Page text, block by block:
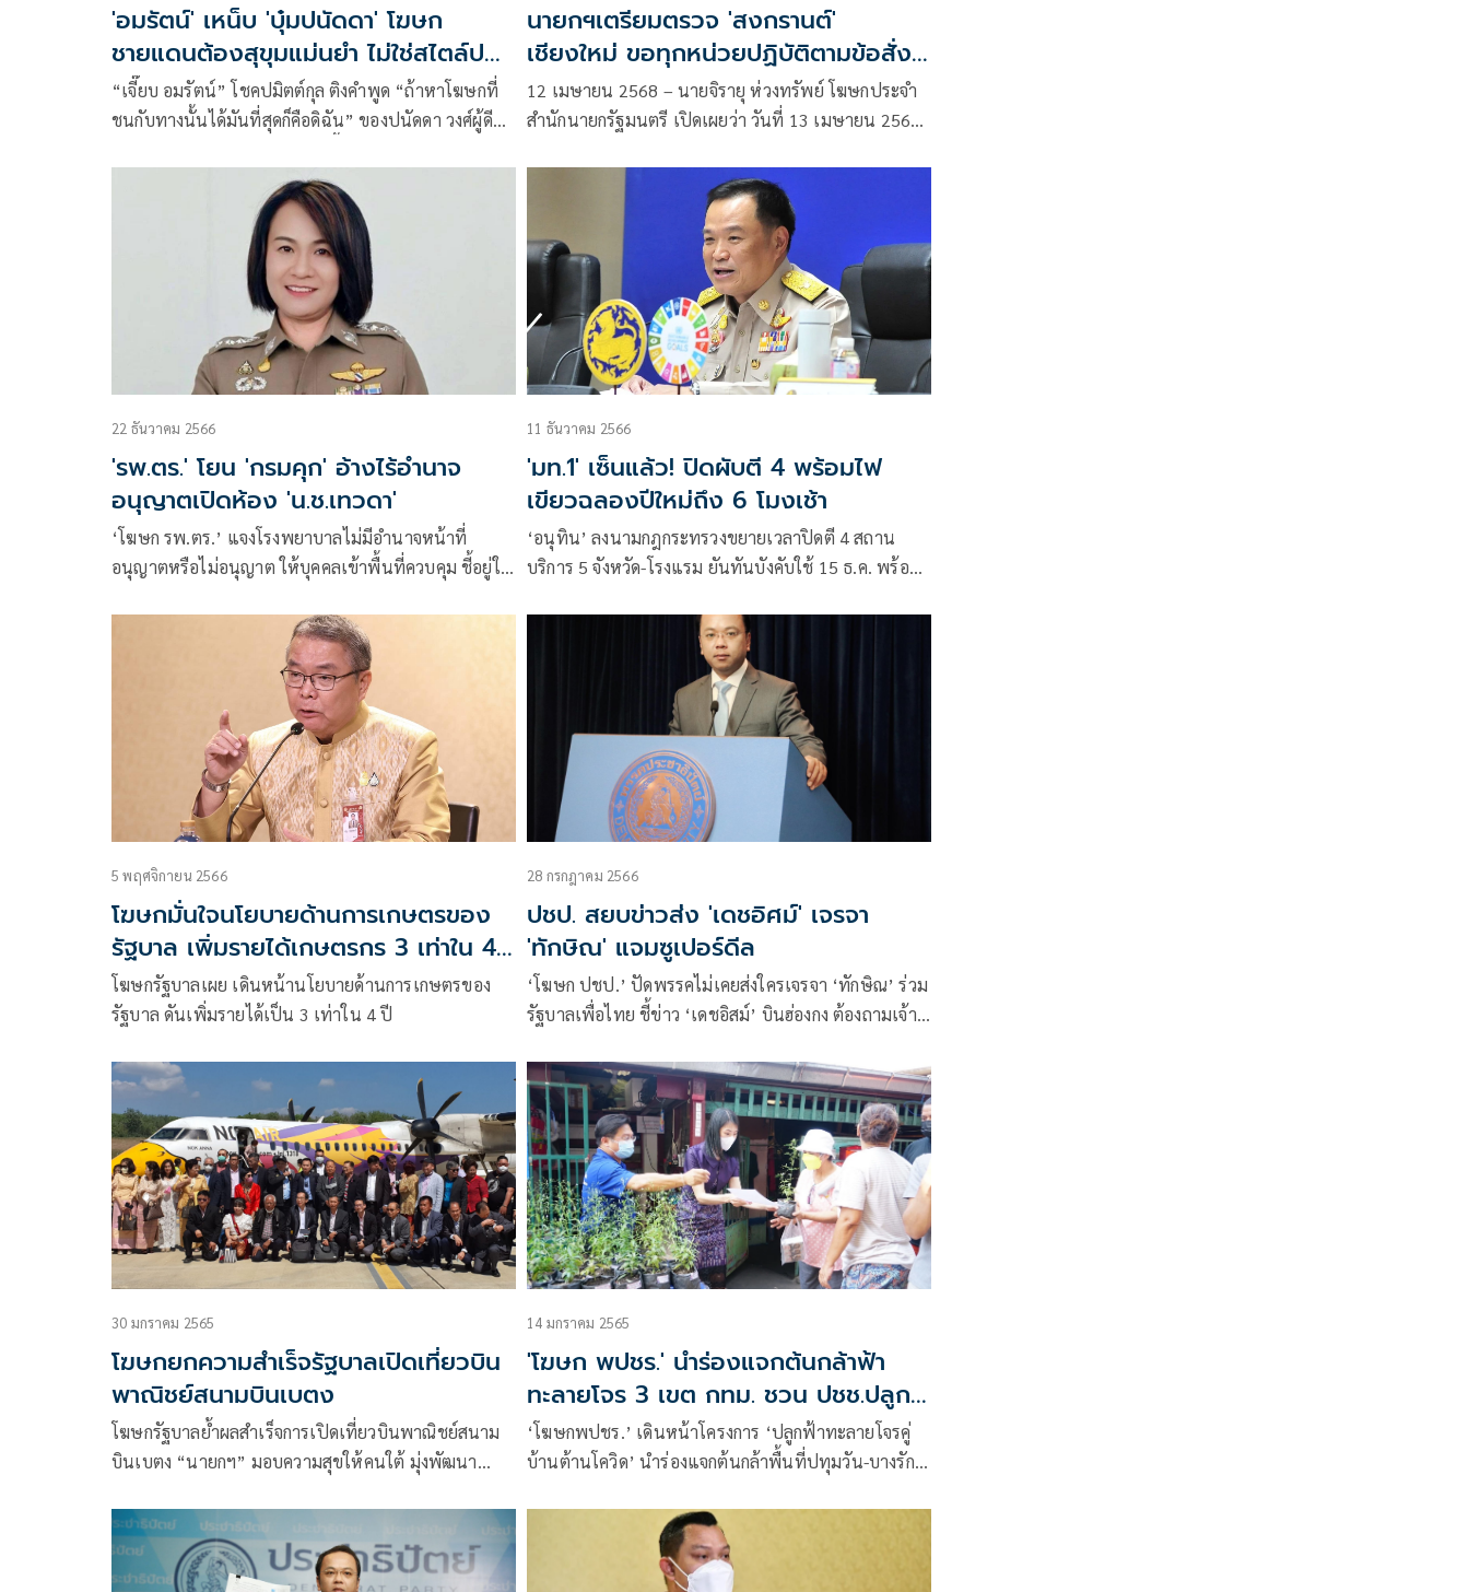
'อมรัตน์' เหน็บ 'บุ๋มปนัดดา' โฆษก
ชายแดนต้องสุขุมแม่นยำ ไม่ใช่สไตล์ปลา
กัด!
“เจี๊ยบ อมรัตน์” โชคปมิตต์กุล ติงคำพูด “ถ้าหาโฆษกที่
ชนกับทางนั้นได้มันที่สุดก็คือดิฉัน” ของปนัดดา วงศ์ผู้ดี
นายกฯเตรียมตรวจ 'สงกรานต์'
เชียงใหม่ ขอทุกหน่วยปฏิบัติตามข้อสั่ง
การ
12 เมษายน 2568 – นายจิรายุ ห่วงทรัพย์ โฆษกประจำ
สำนักนายกรัฐมนตรี เปิดเผยว่า วันที่ 13 เมษายน 2568
เดินทางไปตรวจรราชการที่ จังหวัดเชียงใหม่ เพื่อตรวจ
การดูแลการรักษาความปลอดภัยให้กับนักท่องเที่ยว และ
การอำนวยความสะดวกในการเดินทางในแหล่งท่องเที่ยว
ต่างๆ ของภาคเหนือ อาทิ การอำนวยความสะดวกของกอง
บัญชาการตำรวจภูธรภาค 5 และฝ่ายปกครอง รวมทั้ง
หน่วยงานที่เกี่ยวข้อง อาทิ กองทัพ หน่วยแพทย์ต่างๆใน
ทุกจังหวัดตามข้อสั่งการของนายกรัฐมนตรี ที่ให้กระทรวง
และหน่วยงานที่เกี่ยวข้องไปดำเนินการ ในการเรื่องการ
22 ธันวาคม 2566
'รพ.ตร.' โยน 'กรมคุก' อ้างไร้อำนาจ
อนุญาตเปิดห้อง 'น.ช.เทวดา'
‘โฆษก รพ.ตร.’ แจงโรงพยาบาลไม่มีอำนาจหน้าที่
อนุญาตหรือไม่อนุญาต ให้บุคคลเข้าพื้นที่ควบคุม ชี้อยู่ใน
11 ธันวาคม 2566
'มท.1' เซ็นแล้ว! ปิดผับตี 4 พร้อมไฟ
เขียวฉลองปีใหม่ถึง 6 โมงเช้า
‘อนุทิน’ ลงนามกฎกระทรวงขยายเวลาปิดตี 4 สถาน
บริการ 5 จังหวัด-โรงแรม ยันทันบังคับใช้ 15 ธ.ค. พร้อม
5 พฤศจิกายน 2566
โฆษกมั่นใจนโยบายด้านการเกษตรของ
รัฐบาล เพิ่มรายได้เกษตรกร 3 เท่าใน 4
ปี
โฆษกรัฐบาลเผย เดินหน้านโยบายด้านการเกษตรของ
รัฐบาล ดันเพิ่มรายได้เป็น 3 เท่าใน 4 ปี
28 กรกฎาคม 2566
ปชป. สยบข่าวส่ง 'เดชอิศม์' เจรจา
'ทักษิณ' แจมซูเปอร์ดีล
‘โฆษก ปชป.’ ปัดพรรคไม่เคยส่งใครเจรจา ‘ทักษิณ’ ร่วม
รัฐบาลเพื่อไทย ชี้ข่าว ‘เดชอิสม์’ บินฮ่องกง ต้องถามเจ้า
30 มกราคม 2565
โฆษกยกความสำเร็จรัฐบาลเปิดเที่ยวบิน
พาณิชย์สนามบินเบตง
โฆษกรัฐบาลย้ำผลสำเร็จการเปิดเที่ยวบินพาณิชย์สนาม
บินเบตง “นายกฯ” มอบความสุขให้คนใต้ มุ่งพัฒนา
14 มกราคม 2565
'โฆษก พปชร.' นำร่องแจกต้นกล้าฟ้า
ทะลายโจร 3 เขต กทม. ชวน ปชช.ปลูก
ต้านโควิด
‘โฆษกพปชร.’ เดินหน้าโครงการ ‘ปลูกฟ้าทะลายโจรคู่
บ้านต้านโควิด’ นำร่องแจกต้นกล้าพื้นที่ปทุมวัน-บางรัก-